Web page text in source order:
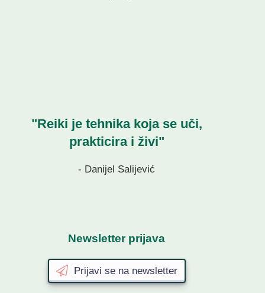
"Reiki je tehnika koja se uči,
prakticira i živi"
- Danijel Salijević
Newsletter prijava
Prijavi se na newsletter